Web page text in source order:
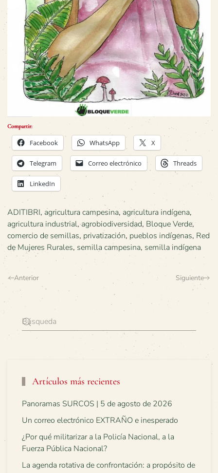
Compartir:
Facebook WhatsApp X
Telegram Correo electrónico Threads
LinkedIn
ADITIBRI, agricultura campesina, agricultura indígena,
agricultura industrial,agrobiodiversidad, Bloque Verde,
comercio de semillas, privatización, pueblos indígenas, Red
de Mujeres Rurales, semilla campesina, semilla indígena
Anterior Siguiente
Artículos más recientes
Panoramas SURCOS | 5 de agosto de 2026
Un correo electrónico EXTRAÑO e inesperado
¿Por qué militarizar a la Policía Nacional, a la
Fuerza Pública Nacional?
La agenda rotativa de confrontación: a propósito de